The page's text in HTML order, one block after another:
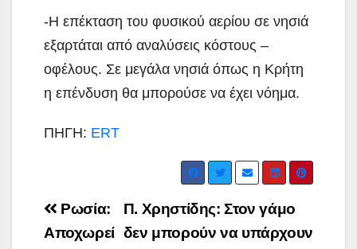
-Η επέκταση του φυσικού αερίου σε νησιά
εξαρτάται από αναλύσεις κόστους –
οφέλους. Σε μεγάλα νησιά όπως η Κρήτη
η επένδυση θα μπορούσε να έχει νόημα.
ΠΗΓΗ: ERT
Post
navigation
Π. Χρηστίδης: Στον γάμο
δεν μπορούν να υπάρχουν
Ρωσία:
Aποχωρεί